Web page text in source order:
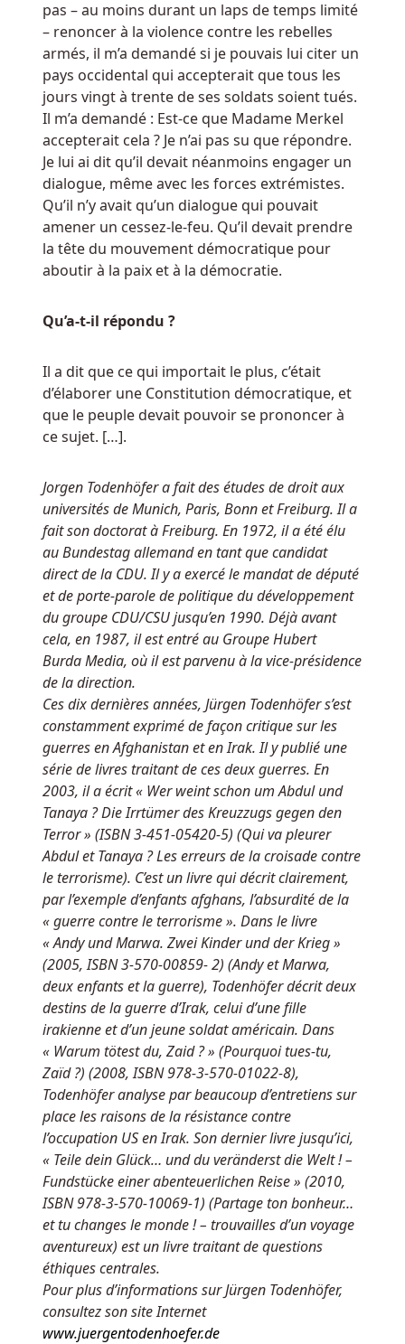
pas – au moins durant un laps de temps limité
– renoncer à la violence contre les rebelles
armés, il m’a demandé si je pouvais lui citer un
pays occidental qui accepterait que tous les
jours vingt à trente de ses soldats soient tués.
Il m’a demandé : Est-ce que Madame Merkel
accepterait cela ? Je n’ai pas su que répondre.
Je lui ai dit qu’il devait néanmoins engager un
dialogue, même avec les forces extrémistes.
Qu’il n’y avait qu’un dialogue qui pouvait
amener un cessez-le-feu. Qu’il devait prendre
la tête du mouvement démocratique pour
aboutir à la paix et à la démocratie.
Qu’a-t-il répondu ?
Il a dit que ce qui importait le plus, c’était
d’élaborer une Constitution démocratique, et
que le peuple devait pouvoir se prononcer à
ce sujet. […].
Jorgen Todenhöfer a fait des études de droit aux
universités de Munich, Paris, Bonn et Freiburg. Il a
fait son doctorat à Freiburg. En 1972, il a été élu
au Bundestag allemand en tant que candidat
direct de la CDU. Il y a exercé le mandat de député
et de porte-parole de politique du développement
du groupe CDU/CSU jusqu’en 1990. Déjà avant
cela, en 1987, il est entré au Groupe Hubert
Burda Media, où il est parvenu à la vice-présidence
de la direction.
Ces dix dernières années, Jürgen Todenhöfer s’est
constamment exprimé de façon critique sur les
guerres en Afghanistan et en Irak. Il y publié une
série de livres traitant de ces deux guerres. En
2003, il a écrit « Wer weint schon um Abdul und
Tanaya ? Die Irrtümer des Kreuzzugs gegen den
Terror » (ISBN 3-451-05420-5) (Qui va pleurer
Abdul et Tanaya ? Les erreurs de la croisade contre
le terrorisme). C’est un livre qui décrit clairement,
par l’exemple d’enfants afghans, l’absurdité de la
« guerre contre le terrorisme ». Dans le livre
« Andy und Marwa. Zwei Kinder und der Krieg »
(2005, ISBN 3-570-00859- 2) (Andy et Marwa,
deux enfants et la guerre), Todenhöfer décrit deux
destins de la guerre d’Irak, celui d’une fille
irakienne et d’un jeune soldat américain. Dans
« Warum tötest du, Zaid ? » (Pourquoi tues-tu,
Zaïd ?) (2008, ISBN 978-3-570-01022-8),
Todenhöfer analyse par beaucoup d’entretiens sur
place les raisons de la résistance contre
l’occupation US en Irak. Son dernier livre jusqu’ici,
« Teile dein Glück… und du veränderst die Welt ! –
Fundstücke einer abenteuerlichen Reise » (2010,
ISBN 978-3-570-10069-1) (Partage ton bonheur…
et tu changes le monde ! – trouvailles d’un voyage
aventureux) est un livre traitant de questions
éthiques centrales.
Pour plus d’informations sur Jürgen Todenhöfer,
consultez son site Internet
www.juergentodenhoefer.de